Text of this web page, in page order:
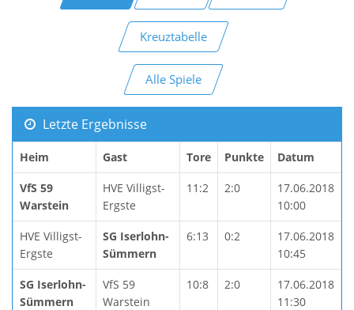
Kreuztabelle
Alle Spiele
Letzte Ergebnisse
Heim Gast Tore Punkte Datum
VfS 59
Warstein
HVE Villigst-
Ergste
11:2 2:0
17.06.2018
10:00
HVE Villigst-
Ergste
SG Iserlohn-
Sümmern
6:13 0:2
17.06.2018
10:45
SG Iserlohn-
Sümmern
VfS 59
Warstein
10:8 2:0
17.06.2018
11:30